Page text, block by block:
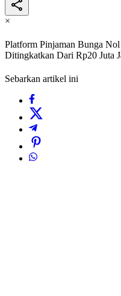
×
Platform Pinjaman Bunga
Ditingkatkan Dari Rp20 Juta
Sebarkan artikel ini